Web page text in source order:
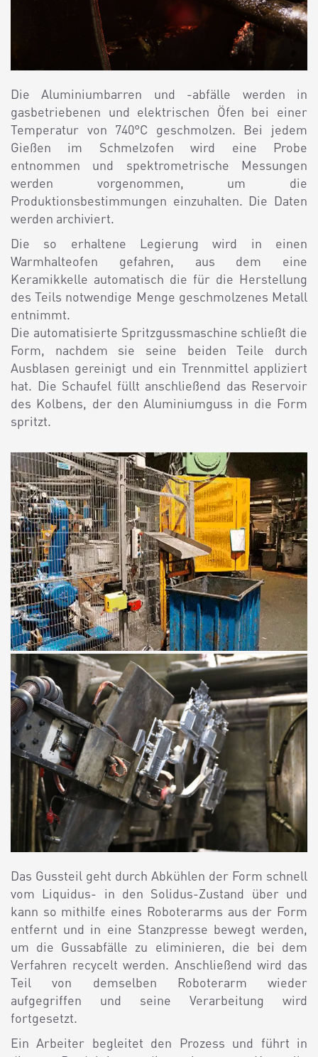
Die Aluminiumbarren und -abfälle werden in
gasbetriebenen und elektrischen Öfen bei einer
Temperatur von 740°C geschmolzen. Bei jedem
Gießen im Schmelzofen wird eine Probe
entnommen und spektrometrische Messungen
werden vorgenommen, um die
Produktionsbestimmungen einzuhalten. Die Daten
werden archiviert.
Die so erhaltene Legierung wird in einen
Warmhalteofen gefahren, aus dem eine
Keramikkelle automatisch die für die Herstellung
des Teils notwendige Menge geschmolzenes Metall
entnimmt.
Die automatisierte Spritzgussmaschine schließt die
Form, nachdem sie seine beiden Teile durch
Ausblasen gereinigt und ein Trennmittel appliziert
hat. Die Schaufel füllt anschließend das Reservoir
des Kolbens, der den Aluminiumguss in die Form
spritzt.
Das Gussteil geht durch Abkühlen der Form schnell
vom Liquidus- in den Solidus-Zustand über und
kann so mithilfe eines Roboterarms aus der Form
entfernt und in eine Stanzpresse bewegt werden,
um die Gussabfälle zu eliminieren, die bei dem
Verfahren recycelt werden. Anschließend wird das
Teil von demselben Roboterarm wieder
aufgegriffen und seine Verarbeitung wird
fortgesetzt.
Ein Arbeiter begleitet den Prozess und führt in